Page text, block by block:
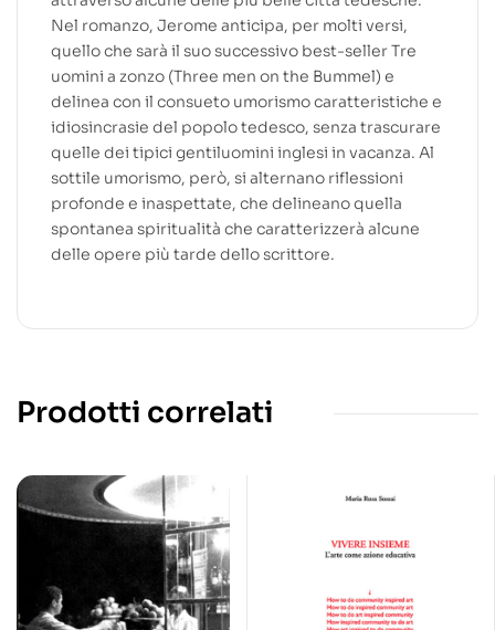
Nel romanzo, Jerome anticipa, per molti versi,
quello che sarà il suo successivo best-seller Tre
uomini a zonzo (Three men on the Bummel) e
delinea con il consueto umorismo caratteristiche e
idiosincrasie del popolo tedesco, senza trascurare
quelle dei tipici gentiluomini inglesi in vacanza. Al
sottile umorismo, però, si alternano riflessioni
profonde e inaspettate, che delineano quella
spontanea spiritualità che caratterizzerà alcune
delle opere più tarde dello scrittore.
Prodotti correlati